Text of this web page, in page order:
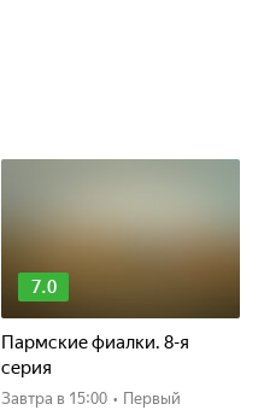
7.0
Пармские фиалки. 8-я
серия
Завтра в 15:00 • Первый